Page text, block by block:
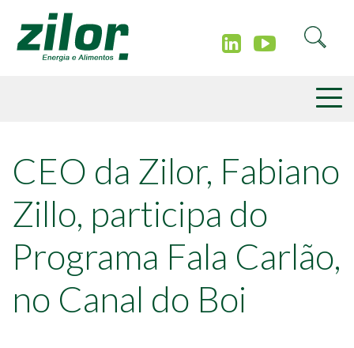
CEO da Zilor, Fabiano
Zillo, participa do
Programa Fala Carlão,
no Canal do Boi